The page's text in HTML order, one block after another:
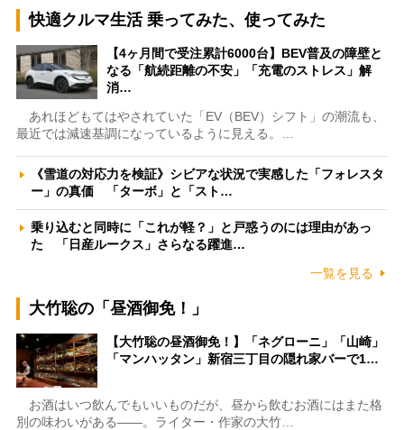
快適クルマ生活 乗ってみた、使ってみた
【4ヶ月間で受注累計6000台】BEV普及の障壁と
なる「航続距離の不安」「充電のストレス」解
消…
あれほどもてはやされていた「EV（BEV）シフト」の潮流も、
最近では減速基調になっているように見える。…
《雪道の対応力を検証》シビアな状況で実感した「フォレスタ
ー」の真価 「ターボ」と「スト…
乗り込むと同時に「これが軽？」と戸惑うのには理由があっ
た 「日産ルークス」さらなる躍進…
一覧を見る
大竹聡の「昼酒御免！」
【大竹聡の昼酒御免！】「ネグローニ」「山崎」
「マンハッタン」新宿三丁目の隠れ家バーで1…
お酒はいつ飲んでもいいものだが、昼から飲むお酒にはまた格
別の味わいがある――。ライター・作家の大竹…